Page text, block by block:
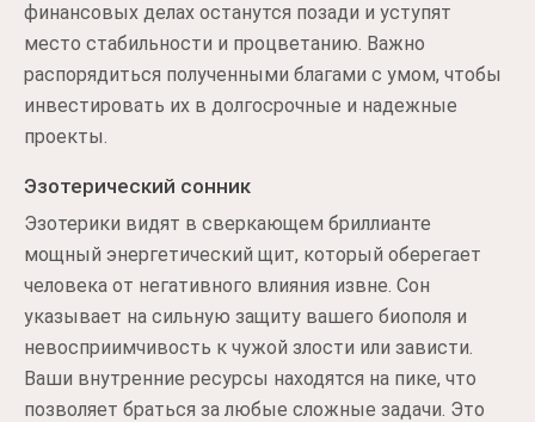
финансовых делах останутся позади и уступят
место стабильности и процветанию. Важно
распорядиться полученными благами с умом, чтобы
инвестировать их в долгосрочные и надежные
проекты.
Эзотерический сонник
Эзотерики видят в сверкающем бриллианте
мощный энергетический щит, который оберегает
человека от негативного влияния извне. Сон
указывает на сильную защиту вашего биополя и
невосприимчивость к чужой злости или зависти.
Ваши внутренние ресурсы находятся на пике, что
позволяет браться за любые сложные задачи. Это